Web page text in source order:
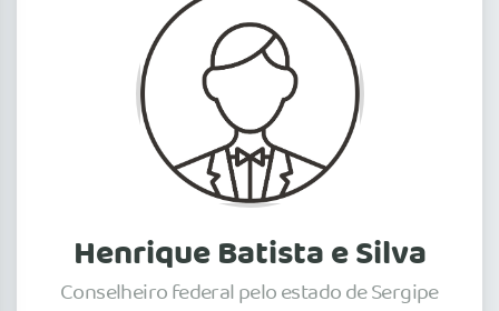
Henrique Batista e Silva
Conselheiro federal pelo estado de Sergipe